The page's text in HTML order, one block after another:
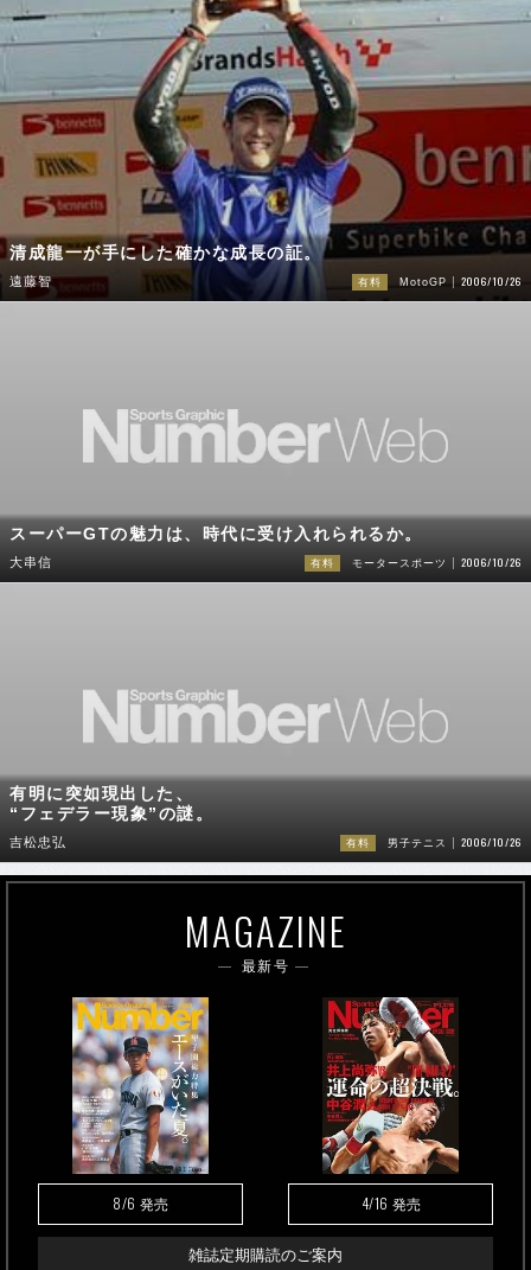
清成龍一が手にした確かな成長の証。
遠藤智 有料 MotoGP 2006/10/26
スーパーGTの魅力は、時代に受け入れられるか。
大串信 有料 モータースポーツ 2006/10/26
有明に突如現出した、
“フェデラー現象”の謎。
吉松忠弘 有料 男子テニス 2006/10/26
MAGAZINE
最新号
8/6 発売 4/16 発売
雑誌定期購読のご案内